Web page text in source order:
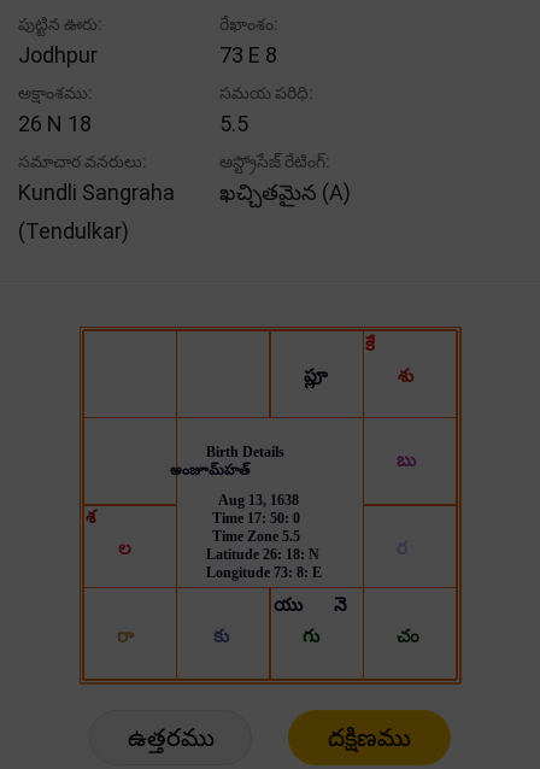
పుట్టిన ఊరు:
Jodhpur
రేఖాంశం:
73 E 8
అక్షాంశము:
26 N 18
సమయ పరిధి:
5.5
సమాచార వనరులు:
Kundli Sangraha
(Tendulkar)
ఆస్ట్రోసేజ్ రేటింగ్:
ఖచ్చితమైన (A)
ఉత్తరము దక్షిణము